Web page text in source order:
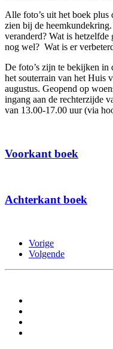
Alle foto’s uit het boek plus
zien bij de
veranderd? Wat is
nog wel? Wat is er
De foto’s zijn te bekijken in
het souterrain van het Huis
augustus. Geopend op
ingang aan de rechterzijde
van 13.00-17.00 uur (via
Voorkant boek
Achterkant boek
Vorige
Volgende